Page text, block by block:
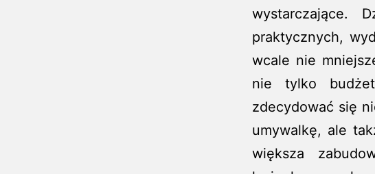
wystarczające.
praktycznych,
wcale nie
nie tylko
zdecydować się
umywalkę, ale
większa